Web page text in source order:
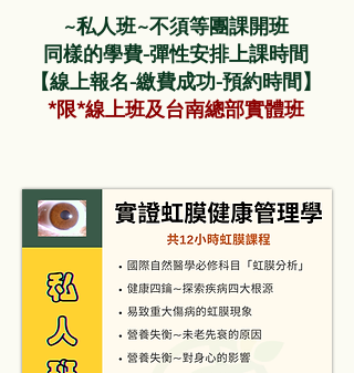
~私人班~不須等團課開班
同樣的學費-彈性安排上課時間
【線上報名-繳費成功-預約時間】
​*限*線上班及台南總部實體班